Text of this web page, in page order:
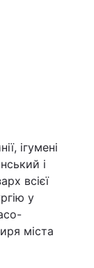
ігумені
і
всієї
у
міста